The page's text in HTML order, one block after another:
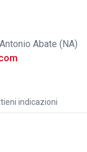
Abate (NA)
indicazioni